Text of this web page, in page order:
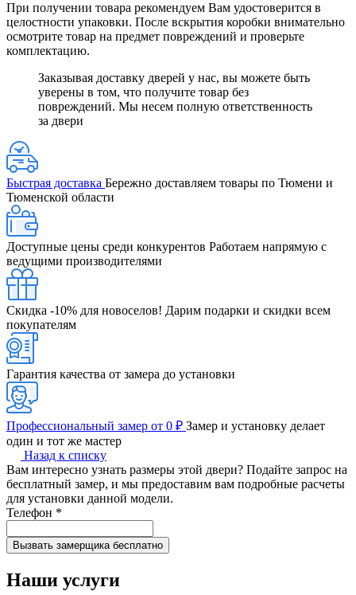
При получении товара рекомендуем Вам удостоверится в
целостности упаковки. После вскрытия коробки внимательно
осмотрите товар на предмет повреждений и проверьте
комплектацию.
Заказывая доставку дверей у нас, вы можете быть
уверены в том, что получите товар без
повреждений. Мы несем полную ответственность
за двери
Быстрая доставка Бережно доставляем товары по Тюмени и
Тюменской области
Доступные цены среди конкурентов Работаем напрямую с
ведущими производителями
Скидка -10% для новоселов! Дарим подарки и скидки всем
покупателям
Гарантия качества от замера до установки
Профессиональный замер от 0 ₽ Замер и установку делает
один и тот же мастер
Назад к списку
Вам интересно узнать размеры этой двери? Подайте запрос на
бесплатный замер, и мы предоставим вам подробные расчеты
для установки данной модели.
Телефон *
Наши услуги